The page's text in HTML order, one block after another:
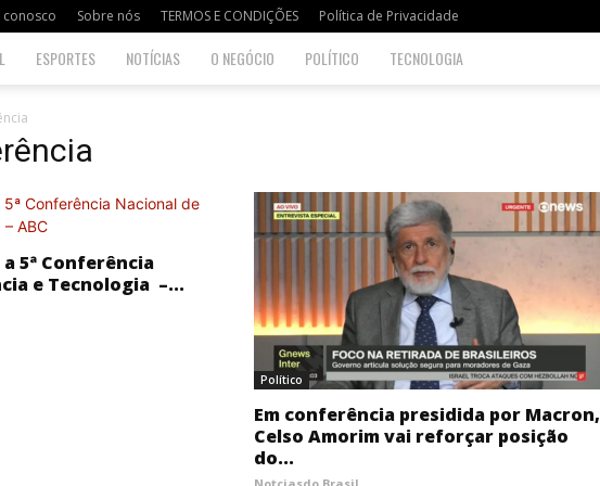
conosco Sobre nós TERMOS E CONDIÇÕES Política de Privacidade
ESPORTES NOTÍCIAS O NEGÓCIO POLÍTICO TECNOLOGIA
5ª Conferência
e Tecnologia –...
Político
Em conferência presidida por Macron,
Celso Amorim vai reforçar posição
do...